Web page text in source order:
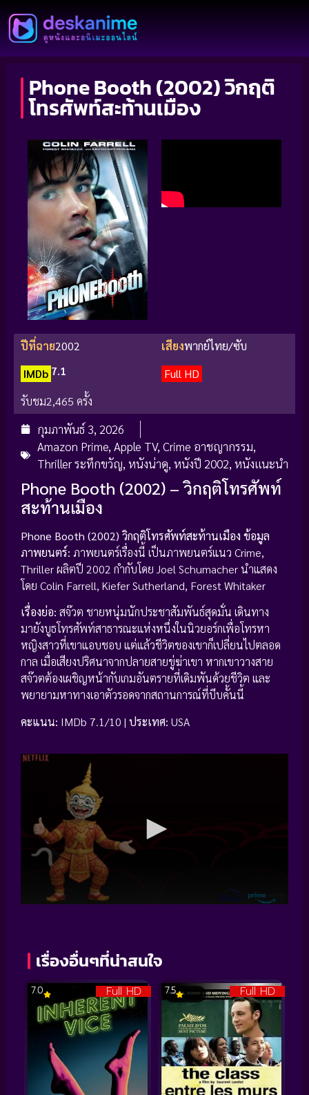
Phone Booth (2002) วิกฤติ
โทรศัพท์สะท้านเมือง
ปีที่ฉาย2002 เสียงพากย์ไทย/ซับ
IMDb 7.1
Full HD
รับชม2,465 ครั้ง
กุมภาพันธ์ 3, 2026
Amazon Prime, Apple TV, Crime อาชญากรรม,
Thriller ระทึกขวัญ, หนังน่าดู, หนังปี 2002, หนังแนะนำ
Phone Booth (2002) – วิกฤติโทรศัพท์
สะท้านเมือง
Phone Booth (2002) วิกฤติโทรศัพท์สะท้านเมือง ข้อมูล
ภาพยนตร์: ภาพยนตร์เรื่องนี้ เป็นภาพยนตร์แนว Crime,
Thriller ผลิตปี 2002 กำกับโดย Joel Schumacher นำแสดง
โดย Colin Farrell, Kiefer Sutherland, Forest Whitaker
เรื่องย่อ: สจ๊วต ชายหนุ่มนักประชาสัมพันธ์สุดมั่น เดินทาง
มายังบูธโทรศัพท์สาธารณะแห่งหนึ่งในนิวยอร์กเพื่อโทรหา
หญิงสาวที่เขาแอบชอบ แต่แล้วชีวิตของเขาก็เปลี่ยนไปตลอด
กาล เมื่อเสียงปริศนาจากปลายสายขู่ฆ่าเขา หากเขาวางสาย
สจ๊วตต้องเผชิญหน้ากับเกมอันตรายที่เดิมพันด้วยชีวิต และ
พยายามหาทางเอาตัวรอดจากสถานการณ์ที่บีบคั้นนี้
คะแนน: IMDb 7.1/10 | ประเทศ: USA
เรื่องอื่นๆที่น่าสนใจ
Full HD
7.0 Full HD
7.5